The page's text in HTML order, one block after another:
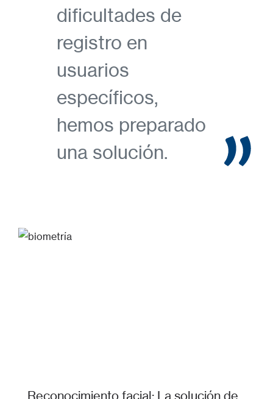
dificultades de
registro en
usuarios
específicos,
hemos preparado
una solución.
Reconocimiento facial: La solución de